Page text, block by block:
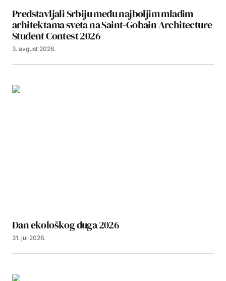
Predstavljali Srbiju među najboljim mladim
arhitektama sveta na Saint-Gobain Architecture
Student Contest 2026
3. avgust 2026.
Dan ekološkog duga 2026
31. jul 2026.